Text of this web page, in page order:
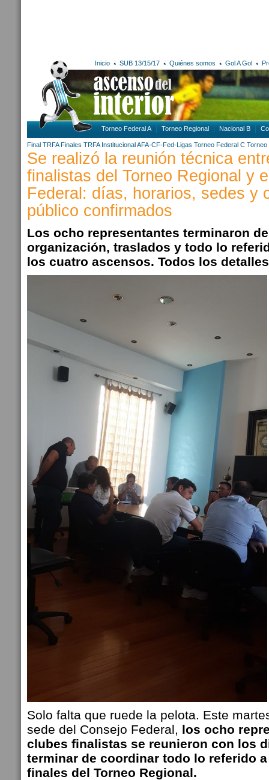
Inicio SUB 13/15/17 Quiénes somos Gol A Gol
Torneo Federal A Torneo Regional Nacional B
Final TRFA Finales TRFA Institucional AFA-CF-Fed-Ligas Torneo Federal C Torneo
Se realizó la reunión técnica
finalistas del Torneo Regional y
Federal: días, horarios, sedes y
público confirmados
Los ocho representantes terminaron
organización, traslados y todo lo
los cuatro ascensos. Todos los
Solo falta que ruede la pelota. Este
sede del Consejo Federal, los ocho
clubes finalistas se reunieron con los
terminar de coordinar todo lo referido
finales del Torneo Regional.